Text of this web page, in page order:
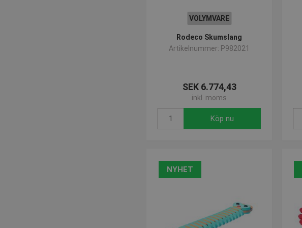
VOLYMVARE
Rodeco Skumslang
Artikelnummer: P982021
SEK 6.774,43
inkl. moms
Köp nu
NYHET